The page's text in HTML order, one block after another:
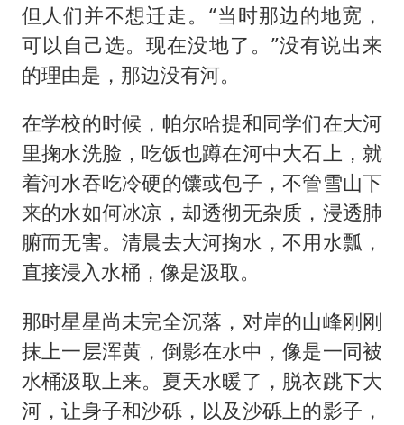
但人们并不想迁走。“当时那边的地宽，
可以自己选。现在没地了。”没有说出来
的理由是，那边没有河。
在学校的时候，帕尔哈提和同学们在大河
里掬水洗脸，吃饭也蹲在河中大石上，就
着河水吞吃冷硬的馕或包子，不管雪山下
来的水如何冰凉，却透彻无杂质，浸透肺
腑而无害。清晨去大河掬水，不用水瓢，
直接浸入水桶，像是汲取。
那时星星尚未完全沉落，对岸的山峰刚刚
抹上一层浑黄，倒影在水中，像是一同被
水桶汲取上来。夏天水暖了，脱衣跳下大
河，让身子和沙砾，以及沙砾上的影子，